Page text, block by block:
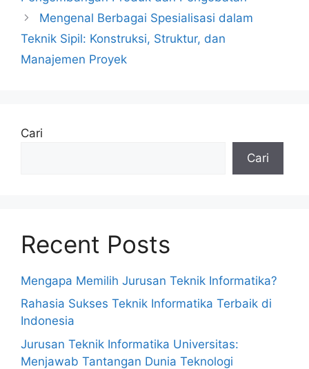
Mengenal Berbagai Spesialisasi dalam
Teknik Sipil: Konstruksi, Struktur, dan
Manajemen Proyek
Cari
Cari
Recent Posts
Mengapa Memilih Jurusan Teknik Informatika?
Rahasia Sukses Teknik Informatika Terbaik di
Indonesia
Jurusan Teknik Informatika Universitas:
Menjawab Tantangan Dunia Teknologi